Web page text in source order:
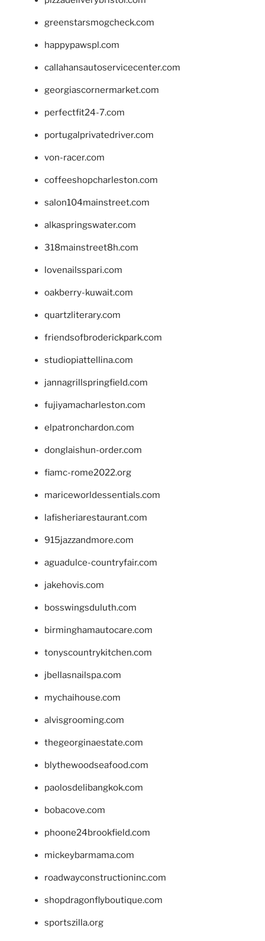
greenstarsmogcheck.com
happypawspl.com
callahansautoservicecenter.com
georgiascornermarket.com
perfectfit24-7.com
portugalprivatedriver.com
von-racer.com
coffeeshopcharleston.com
salon104mainstreet.com
alkaspringswater.com
318mainstreet8h.com
lovenailsspari.com
oakberry-kuwait.com
quartzliterary.com
friendsofbroderickpark.com
studiopiattellina.com
jannagrillspringfield.com
fujiyamacharleston.com
elpatronchardon.com
donglaishun-order.com
fiamc-rome2022.org
mariceworldessentials.com
lafisheriarestaurant.com
915jazzandmore.com
aguadulce-countryfair.com
jakehovis.com
bosswingsduluth.com
birminghamautocare.com
tonyscountrykitchen.com
jbellasnailspa.com
mychaihouse.com
alvisgrooming.com
thegeorginaestate.com
blythewoodseafood.com
paolosdelibangkok.com
bobacove.com
phoone24brookfield.com
mickeybarmama.com
roadwayconstructioninc.com
shopdragonflyboutique.com
sportszilla.org